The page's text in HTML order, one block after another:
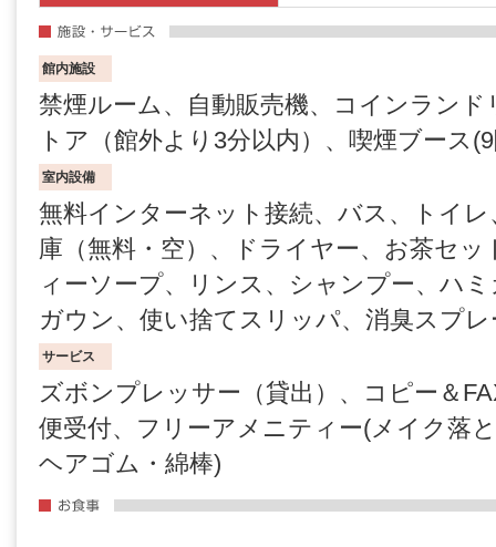
館内施設
禁煙ルーム、自動販売機、コインラン
トア（館外より3分以内）、喫煙ブース
室内設備
無料インターネット接続、バス、トイ
庫（無料・空）、ドライヤー、お茶セ
ィーソープ、リンス、シャンプー、ハ
ガウン、使い捨てスリッパ、消臭スプレ
サービス
ズボンプレッサー（貸出）、コピー＆
便受付、フリーアメニティー(メイク落
ヘアゴム・綿棒)